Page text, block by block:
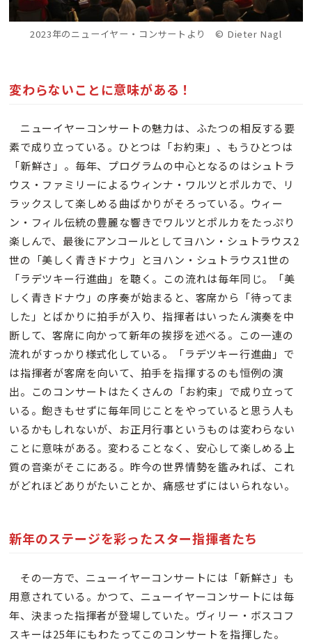
2023年のニューイヤー・コンサートより © Dieter Nagl
変わらないことに意味がある！
ニューイヤーコンサートの魅力は、ふたつの相反する要
素で成り立っている。ひとつは「お約束」、もうひとつは
「新鮮さ」。毎年、プログラムの中心となるのはシュトラ
ウス・ファミリーによるウィンナ・ワルツとポルカで、リ
ラックスして楽しめる曲ばかりがそろっている。ウィー
ン・フィル伝統の豊麗な響きでワルツとポルカをたっぷり
楽しんで、最後にアンコールとしてヨハン・シュトラウス2
世の「美しく青きドナウ」とヨハン・シュトラウス1世の
「ラデツキー行進曲」を聴く。この流れは毎年同じ。「美
しく青きドナウ」の序奏が始まると、客席から「待ってま
した」とばかりに拍手が入り、指揮者はいったん演奏を中
断して、客席に向かって新年の挨拶を述べる。この一連の
流れがすっかり様式化している。「ラデツキー行進曲」で
は指揮者が客席を向いて、拍手を指揮するのも恒例の演
出。このコンサートはたくさんの「お約束」で成り立って
いる。飽きもせずに毎年同じことをやっていると思う人も
いるかもしれないが、お正月行事というものは変わらない
ことに意味がある。変わることなく、安心して楽しめる上
質の音楽がそこにある。昨今の世界情勢を鑑みれば、これ
がどれほどありがたいことか、痛感せずにはいられない。
新年のステージを彩ったスター指揮者たち
その一方で、ニューイヤーコンサートには「新鮮さ」も
用意されている。かつて、ニューイヤーコンサートには毎
年、決まった指揮者が登場していた。ヴィリー・ボスコフ
スキーは25年にもわたってこのコンサートを指揮した。